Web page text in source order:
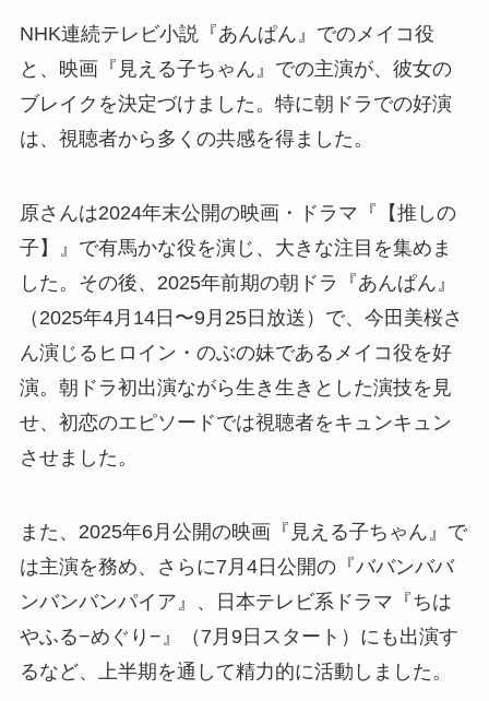
NHK連続テレビ小説『あんぱん』でのメイコ役
と、映画『見える子ちゃん』での主演が、彼女の
ブレイクを決定づけました。特に朝ドラでの好演
は、視聴者から多くの共感を得ました。
原さんは2024年末公開の映画・ドラマ『【推しの
子】』で有馬かな役を演じ、大きな注目を集めま
した。その後、2025年前期の朝ドラ『あんぱん』
（2025年4月14日〜9月25日放送）で、今田美桜さ
ん演じるヒロイン・のぶの妹であるメイコ役を好
演。朝ドラ初出演ながら生き生きとした演技を見
せ、初恋のエピソードでは視聴者をキュンキュン
させました。
また、2025年6月公開の映画『見える子ちゃん』で
は主演を務め、さらに7月4日公開の『ババンババ
ンバンバンパイア』、日本テレビ系ドラマ『ちは
やふる−めぐり−』（7月9日スタート）にも出演す
るなど、上半期を通して精力的に活動しました。